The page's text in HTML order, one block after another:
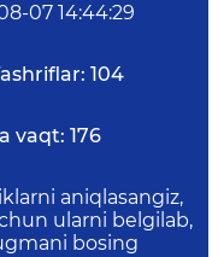
07 14:44:29
104
vaqt: 176
aniqlasangiz,
ularni belgilab,
bosing